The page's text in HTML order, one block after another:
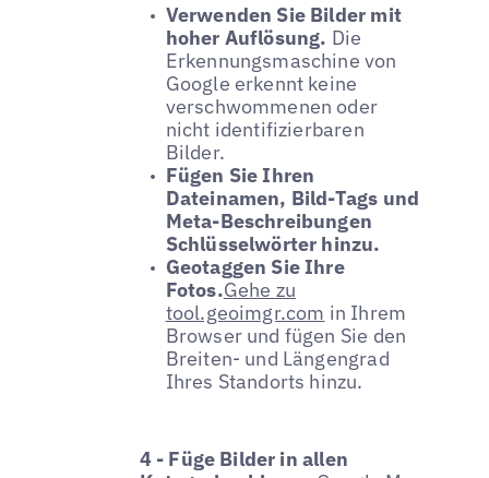
Verwenden Sie Bilder mit
hoher Auflösung. Die
Erkennungsmaschine von
Google erkennt keine
verschwommenen oder
nicht identifizierbaren
Bilder.
Fügen Sie Ihren
Dateinamen, Bild-Tags und
Meta-Beschreibungen
Schlüsselwörter hinzu.
Geotaggen Sie Ihre
Fotos.Gehe zu
tool.geoimgr.com in Ihrem
Browser und fügen Sie den
Breiten- und Längengrad
Ihres Standorts hinzu.
4 - Füge Bilder in allen